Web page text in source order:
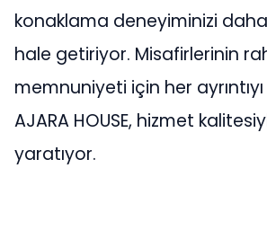
konaklama deneyiminizi
hale getiriyor. Misafirlerinin
memnuniyeti için her
AJARA HOUSE, hizmet
yaratıyor.